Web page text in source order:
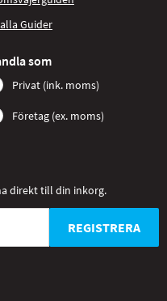
Guider
som
Privat (ink. moms)
Företag (ex. moms)
direkt till din inkorg.
REGISTRERA